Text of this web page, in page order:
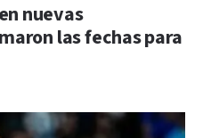
nuevas
las fechas para